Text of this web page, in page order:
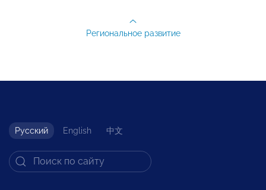
Региональное развитие
Русский English 中文